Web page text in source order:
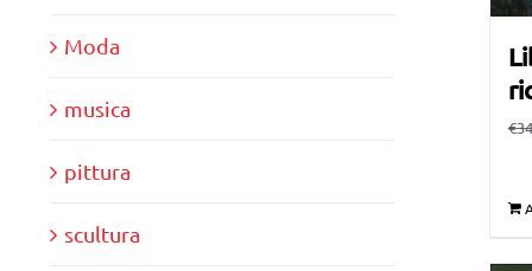
€
Moda
musica
pittura
scultura